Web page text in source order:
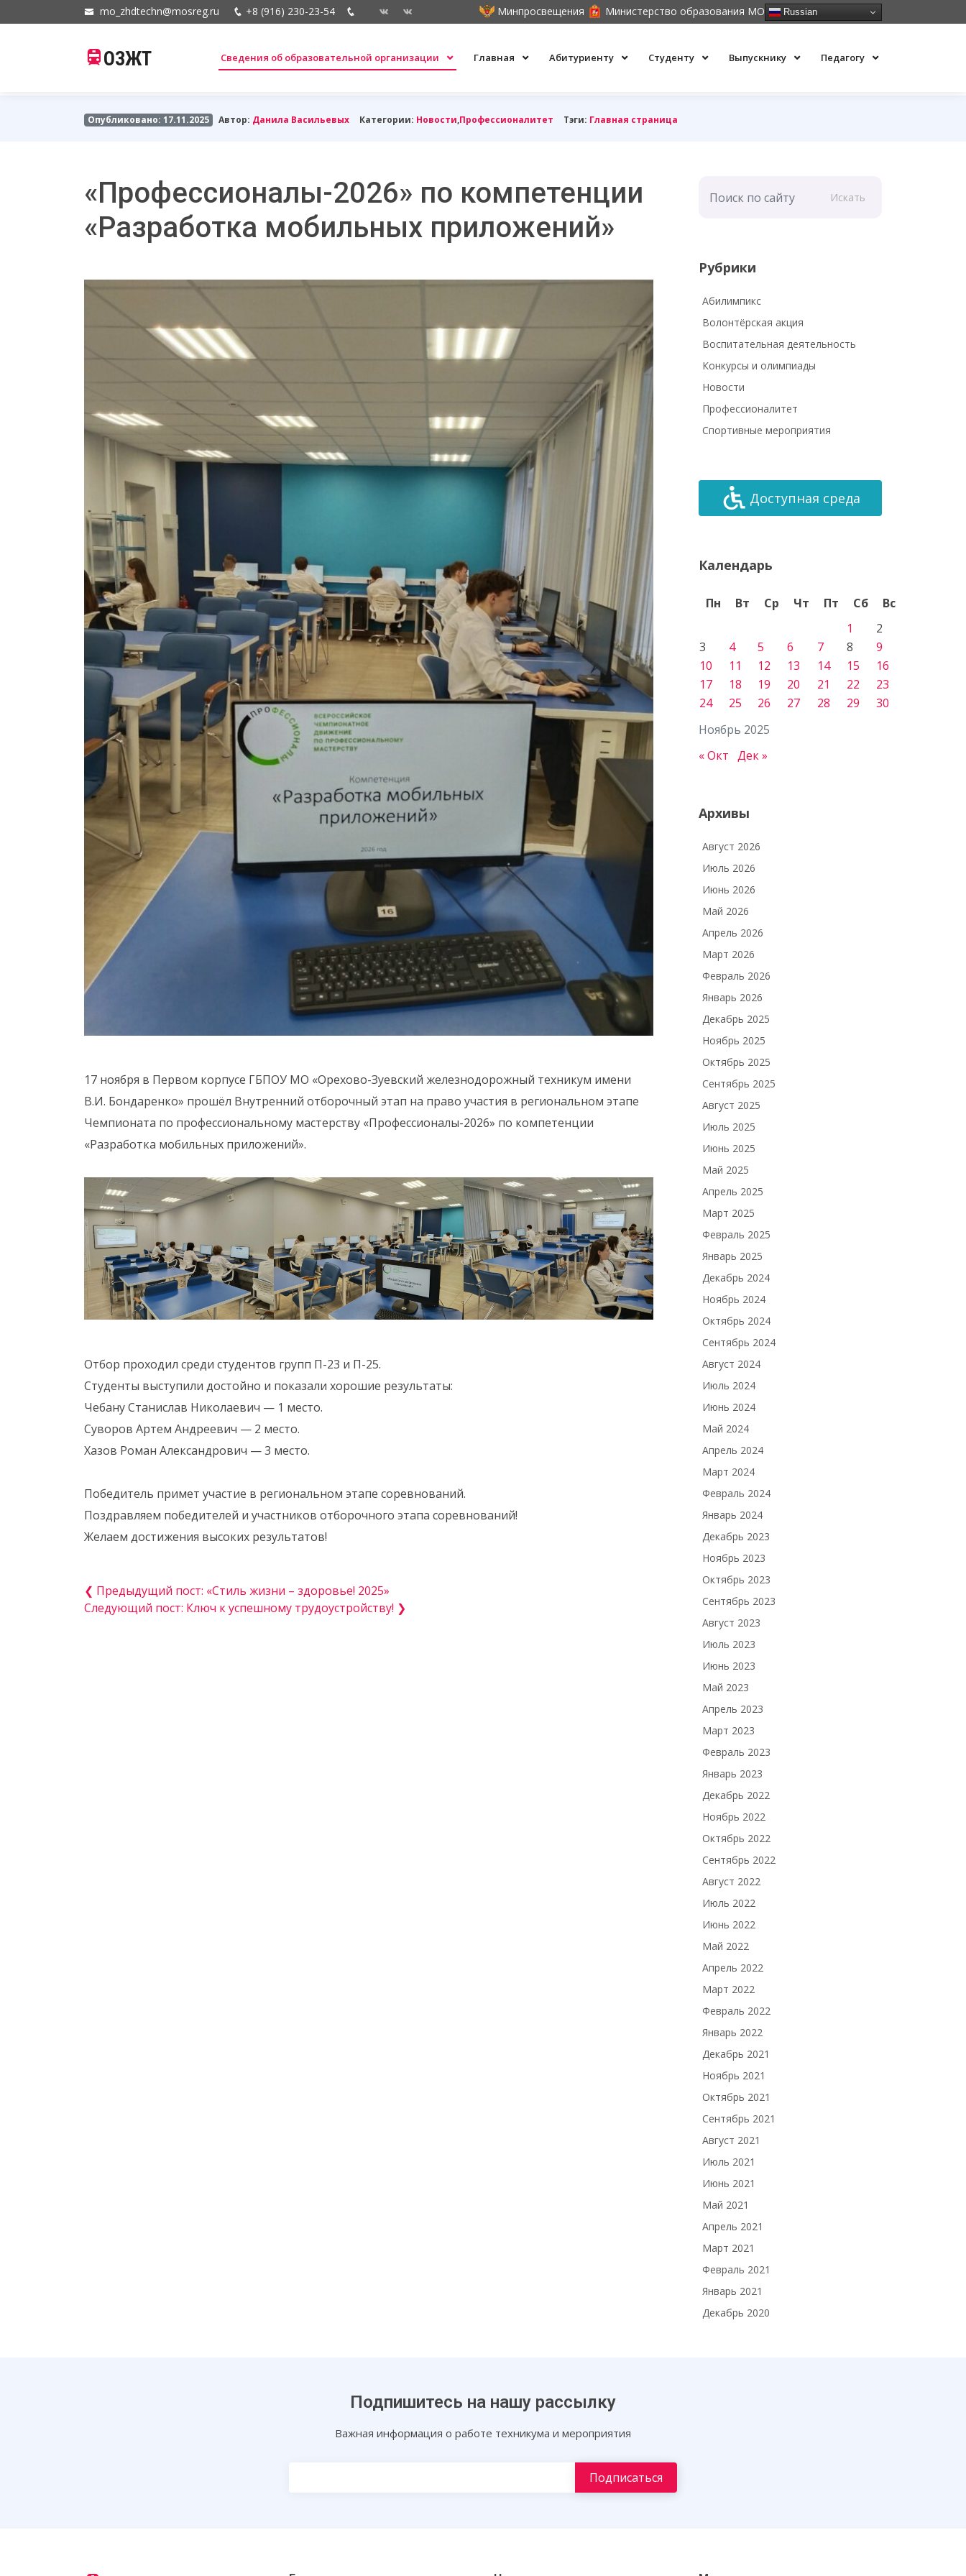
mo_zhdtechn@mosreg.ru +8 (916) 230-23-54 Минпросвещения Министерство образования МО Russian
ОЗЖТ Сведения об образовательной организации Главная Абитуриенту Студенту Выпускнику Педагогу
Опубликовано: 17.11.2025 Автор: Данила Васильевых Категории: Новости,Профессионалитет Тэги: Главная страница
«Профессионалы-2026» по компетенции
«Разработка мобильных приложений»
17 ноября в Первом корпусе ГБПОУ МО «Орехово-Зуевский железнодорожный техникум имени
В.И. Бондаренко» прошёл Внутренний отборочный этап на право участия в региональном этапе
Чемпионата по профессиональному мастерству «Профессионалы-2026» по компетенции
«Разработка мобильных приложений».
Отбор проходил среди студентов групп П-23 и П-25.
Студенты выступили достойно и показали хорошие результаты:
Чебану Станислав Николаевич — 1 место.
Суворов Артем Андреевич — 2 место.
Хазов Роман Александрович — 3 место.
Победитель примет участие в региональном этапе соревнований.
Поздравляем победителей и участников отборочного этапа соревнований!
Желаем достижения высоких результатов!
❮ Предыдущий пост: «Стиль жизни – здоровье! 2025»
Следующий пост: Ключ к успешному трудоустройству! ❯
Искать
Рубрики
Абилимпикс
Волонтёрская акция
Воспитательная деятельность
Конкурсы и олимпиады
Новости
Профессионалитет
Спортивные мероприятия
Доступная среда
Календарь
Ноябрь 2025
Пн Вт Ср Чт Пт Сб
Вс
1
2
3
4 5 6 7 8
9
10
11 12 13 14 15
16
17
18 19 20 21 22
23
24
25 26 27 28 29 30
« Окт Дек »
Архивы
Август 2026
Июль 2026
Июнь 2026
Май 2026
Апрель 2026
Март 2026
Февраль 2026
Январь 2026
Декабрь 2025
Ноябрь 2025
Октябрь 2025
Сентябрь 2025
Август 2025
Июль 2025
Июнь 2025
Май 2025
Апрель 2025
Март 2025
Февраль 2025
Январь 2025
Декабрь 2024
Ноябрь 2024
Октябрь 2024
Сентябрь 2024
Август 2024
Июль 2024
Июнь 2024
Май 2024
Апрель 2024
Март 2024
Февраль 2024
Январь 2024
Декабрь 2023
Ноябрь 2023
Октябрь 2023
Сентябрь 2023
Август 2023
Июль 2023
Июнь 2023
Май 2023
Апрель 2023
Март 2023
Февраль 2023
Январь 2023
Декабрь 2022
Ноябрь 2022
Октябрь 2022
Сентябрь 2022
Август 2022
Июль 2022
Июнь 2022
Май 2022
Апрель 2022
Март 2022
Февраль 2022
Январь 2022
Декабрь 2021
Ноябрь 2021
Октябрь 2021
Сентябрь 2021
Август 2021
Июль 2021
Июнь 2021
Май 2021
Апрель 2021
Март 2021
Февраль 2021
Январь 2021
Декабрь 2020
Подпишитесь на нашу рассылку
Важная информация о работе техникума и мероприятия